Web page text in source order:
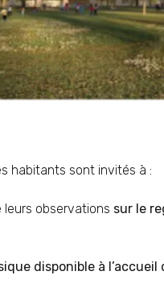
habitants sont invités à :
leurs observations sur le
disponible à l’accueil